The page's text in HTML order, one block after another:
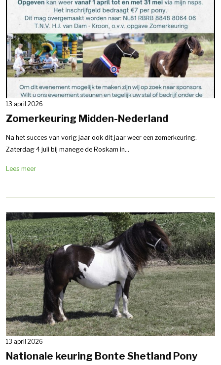
13 april 2026
Zomerkeuring Midden-Nederland
Na het succes van vorig jaar ook dit jaar weer een zomerkeuring.
Zaterdag 4 juli bij manege de Roskam in...
Lees meer
13 april 2026
Nationale keuring Bonte Shetland Pony